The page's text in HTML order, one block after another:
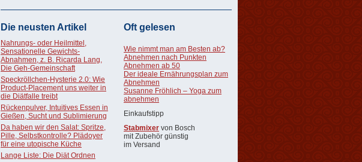
Die neusten Artikel
Nahrungs- oder Heilmittel,
Sensationelle Gewichts-
Abnahmen, z. B. Ricarda Lang,
Die Geh-Gemeinschaft
Speckröllchen-Hysterie 2.0: Wie
Product-Placement uns weiter in
die Diätfalle treibt
Rückenpulver, Intuitives Essen in
Gießen, Sucht und Sublimierung
Da haben wir den Salat: Spritze,
Pille, Selbstkontrolle? Plädoyer
für eine utopische Küche
Lange Liste: Die Diät Ordnen
Oft gelesen
Wie nimmt man am Besten ab?
Abnehmen nach Punkten
Abnehmen ab 50
Der ideale Ernährungsplan zum
Abnehmen
Susanne Fröhlich – Yoga zum
abnehmen
Einkaufstipp
Stabmixer von Bosch
mit Zubehör günstig
im Versand